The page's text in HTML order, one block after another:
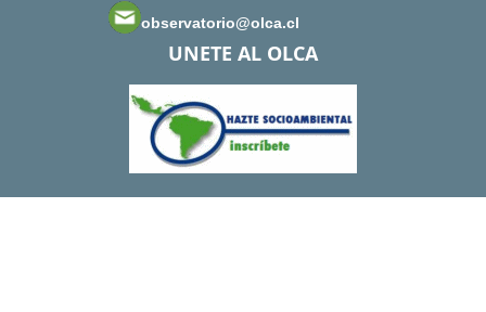
observatorio@olca.cl
UNETE AL OLCA